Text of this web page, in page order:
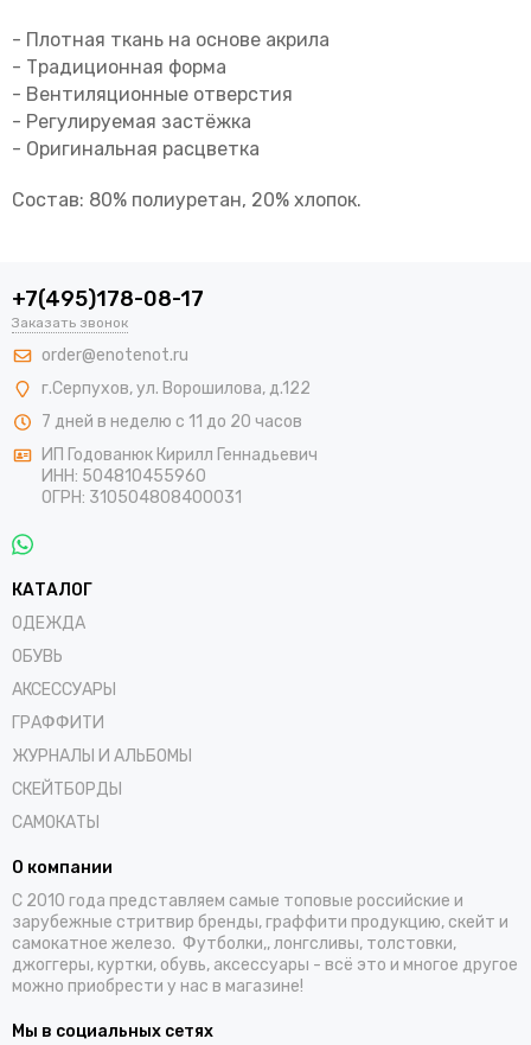
- Плотная ткань на основе акрила
- Традиционная форма
- Вентиляционные отверстия
- Регулируемая застёжка
- Оригинальная расцветка
Состав: 80% полиуретан, 20% хлопок.
+7(495)178-08-17
Заказать звонок
order@enotenot.ru
г.Серпухов, ул. Ворошилова, д.122
7 дней в неделю с 11 до 20 часов
ИП Годованюк Кирилл Геннадьевич
ИНН: 504810455960
ОГРН: 310504808400031
КАТАЛОГ
ОДЕЖДА
ОБУВЬ
АКСЕССУАРЫ
ГРАФФИТИ
ЖУРНАЛЫ И АЛЬБОМЫ
СКЕЙТБОРДЫ
САМОКАТЫ
О компании
С 2010 года представляем самые топовые российские и
зарубежные стритвир бренды, граффити продукцию, скейт и
самокатное железо. Футболки,, лонгсливы, толстовки,
джоггеры, куртки, обувь, аксессуары - всё это и многое другое
можно приобрести у нас в магазине!
Мы в социальных сетях